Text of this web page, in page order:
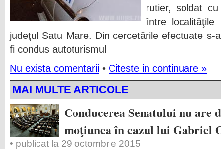
rutier, soldat
între localităţile
judeţul Satu Mare. Din cercetările efectuate
fi condus autoturismul
Nu exista comentarii • Citeste in continuare »
MAI MULTE ARTICOLE
Conducerea Senatului nu are
moţiunea în cazul lui Gabriel
• publicat la 29 octombrie 2015